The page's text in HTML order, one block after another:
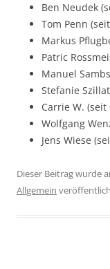
Ben Neudek
Tom Penn
Markus
Patric
Manuel
Stefanie
Carrie W. (seit
Wolfgang
Jens Wiese
Dieser Beitrag wurde
Allgemein